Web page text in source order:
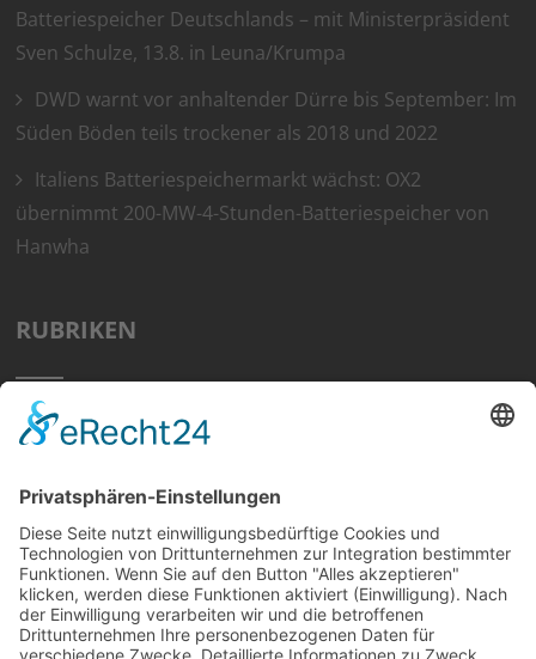
Batteriespeicher Deutschlands – mit Ministerpräsident
Sven Schulze, 13.8. in Leuna/Krumpa
DWD warnt vor anhaltender Dürre bis September: Im
Süden Böden teils trockener als 2018 und 2022
Italiens Batteriespeichermarkt wächst: OX2
übernimmt 200-MW-4-Stunden-Batteriespeicher von
Hanwha
RUBRIKEN
Home
Tipps
Wissen
Strom Top30